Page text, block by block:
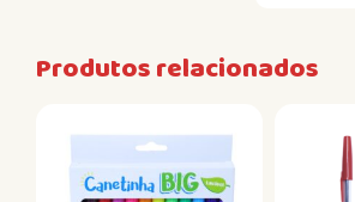
Produtos relacionados